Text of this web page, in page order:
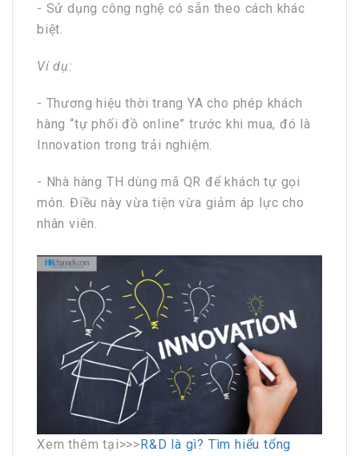
- Sử dụng công nghệ có sẵn theo cách khác
biệt.
Ví dụ:
- Thương hiệu thời trang YA cho phép khách
hàng “tự phối đồ online” trước khi mua, đó là
Innovation trong trải nghiệm.
- Nhà hàng TH dùng mã QR để khách tự gọi
món. Điều này vừa tiện vừa giảm áp lực cho
nhân viên.
Xem thêm tại>>>R&D là gì? Tìm hiểu tổng